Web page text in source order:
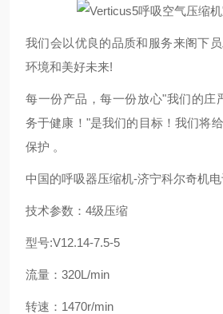
我们会以优良的品质和服务来阁下
环境和美好未来!
每一份产品，每一份放心"我们的庄
务于健康！"是我们的目标！我们将
保护 。
中国的呼吸器压缩机-济宁科尔奇机
技术参数：4级压缩
型号:V12.14-7.5-5
流量：320L/min
转速：1470r/min